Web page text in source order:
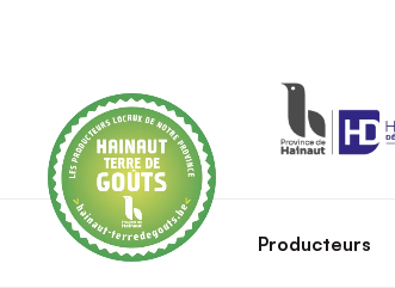
Producteurs